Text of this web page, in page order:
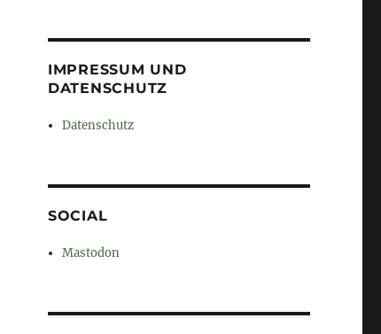
IMPRESSUM UND
DATENSCHUTZ
Datenschutz
SOCIAL
Mastodon